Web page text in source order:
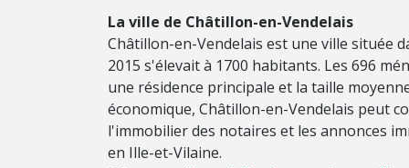
La ville de Châtillon-en-Vendelais
Châtillon-en-Vendelais est une ville située
2015 s'élevait à 1700 habitants. Les 696
une résidence principale et la taille
économique, Châtillon-en-Vendelais peut
l'immobilier des notaires et les annonces
en Ille-et-Vilaine.